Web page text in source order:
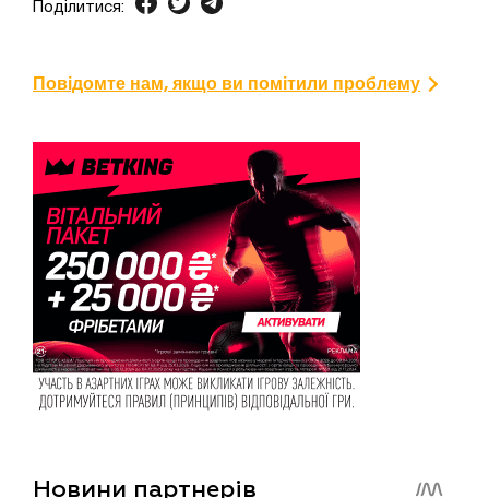
Поділитися:
Повідомте нам, якщо ви помітили проблему